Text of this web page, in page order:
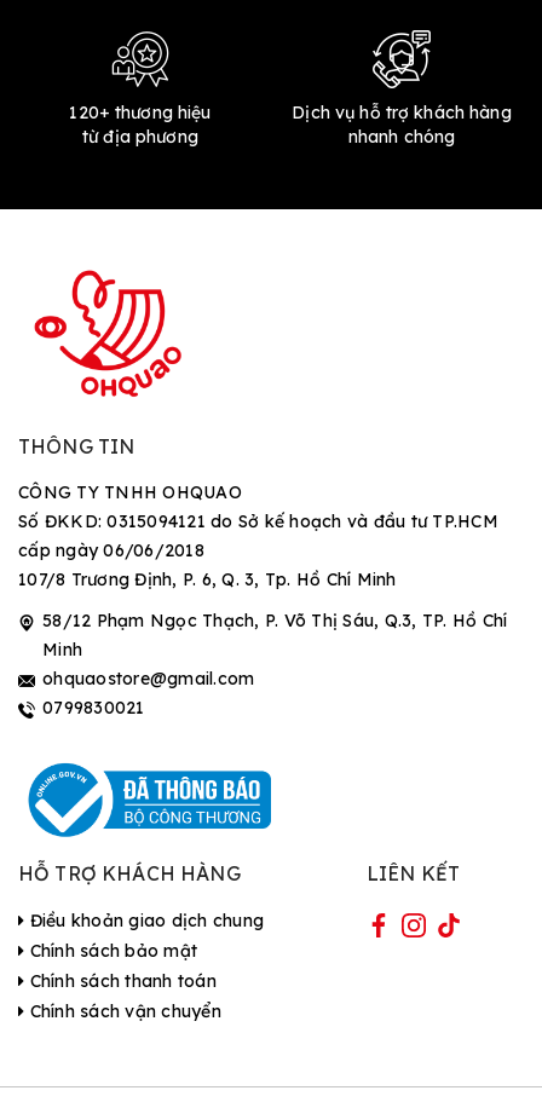
120+ thương hiệu
từ địa phương
Dịch vụ hỗ trợ khách hàng
nhanh chóng
THÔNG TIN
CÔNG TY TNHH OHQUAO
Số ĐKKD: 0315094121 do Sở kế hoạch và đầu tư TP.HCM
cấp ngày 06/06/2018
107/8 Trương Định, P. 6, Q. 3, Tp. Hồ Chí Minh
58/12 Phạm Ngọc Thạch, P. Võ Thị Sáu, Q.3, TP. Hồ Chí
Minh
ohquaostore@gmail.com
0799830021
HỖ TRỢ KHÁCH HÀNG
Điều khoản giao dịch chung
Chính sách bảo mật
Chính sách thanh toán
Chính sách vận chuyển
LIÊN KẾT